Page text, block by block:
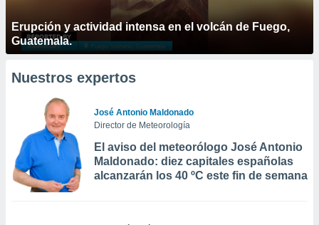
Erupción y actividad intensa en el volcán de Fuego,
Guatemala.
Nuestros expertos
José Antonio Maldonado
Director de Meteorología
El aviso del meteorólogo José Antonio
Maldonado: diez capitales españolas
alcanzarán los 40 ºC este fin de semana